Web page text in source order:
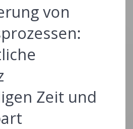
von
Zeit und